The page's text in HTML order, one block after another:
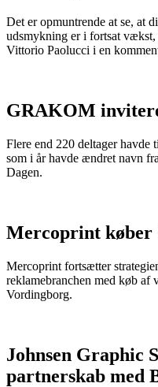
Det er opmuntrende at se, at
udsmykning er i fortsat
Vittorio Paolucci i en
GRAKOM
Flere end 220 deltager havde
som i år havde ændret navn
Dagen.
Mercoprint køber
Mercoprint fortsætter
reklamebranchen med køb af
Vordingborg.
Johnsen Graphic
partnerskab med